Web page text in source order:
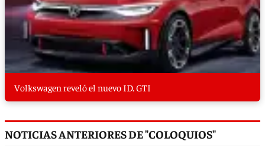
Volkswagen reveló el nuevo ID. GTI
NOTICIAS ANTERIORES DE "COLOQUIOS"